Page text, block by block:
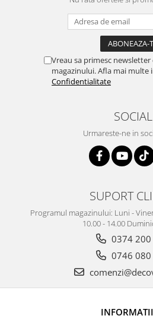
Lavoare freestanding
Lavoare sub blat
Lavoare pe mobilier
Vase WC suspendate
WC pentru persoane cu dizabilitati
Capace WC clasice
Capace bideuri
Vreau sa primesc
magazinului. Afla mai multe
Confidentialitate
SOCIAL
Urmareste-ne in
SUPORT
Programul magazinului: Luni -
10.00 - 14.00
0374
0746 080
INFORMATII